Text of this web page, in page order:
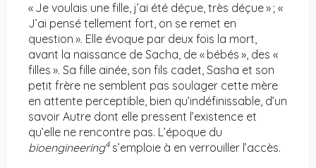
« Je voulais une fille, j’ai été déçue, très déçue » ; «
J’ai pensé tellement fort, on se remet en
question ». Elle évoque par deux fois la mort,
avant la naissance de Sacha, de « bébés », des «
filles ». Sa fille ainée, son fils cadet, Sasha et son
petit frère ne semblent pas soulager cette mère
en attente perceptible, bien qu’indéfinissable, d’un
savoir Autre dont elle pressent l’existence et
qu’elle ne rencontre pas. L’époque du
bioengineering4s’emploie à en verrouiller l’accès.